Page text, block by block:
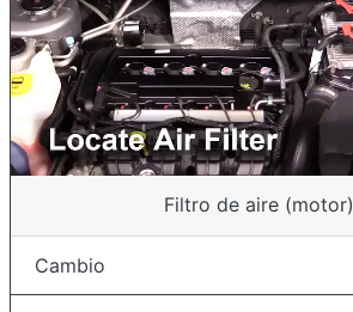
Filtro de aire (motor)
Cambio